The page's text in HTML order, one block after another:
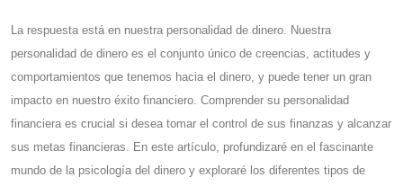
La respuesta está en nuestra personalidad de dinero. Nuestra
personalidad de dinero es el conjunto único de creencias, actitudes y
comportamientos que tenemos hacia el dinero, y puede tener un gran
impacto en nuestro éxito financiero. Comprender su personalidad
financiera es crucial si desea tomar el control de sus finanzas y alcanzar
sus metas financieras. En este artículo, profundizaré en el fascinante
mundo de la psicología del dinero y exploraré los diferentes tipos de